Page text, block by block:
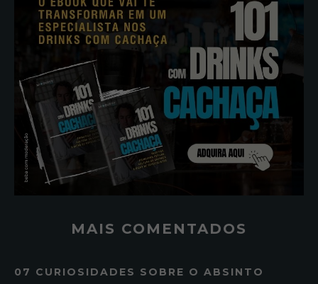
MAIS COMENTADOS
07 CURIOSIDADES SOBRE O ABSINTO